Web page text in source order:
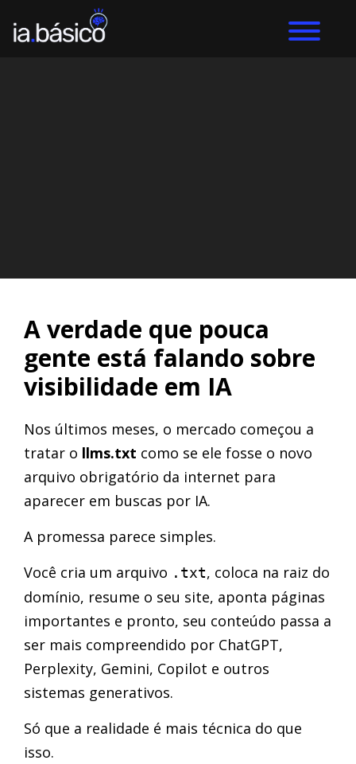
A verdade que pouca
gente está falando sobre
visibilidade em IA
Nos últimos meses, o mercado começou a
tratar o llms.txt como se ele fosse o novo
arquivo obrigatório da internet para
aparecer em buscas por IA.
A promessa parece simples.
Você cria um arquivo .txt, coloca na raiz do
domínio, resume o seu site, aponta páginas
importantes e pronto, seu conteúdo passa a
ser mais compreendido por ChatGPT,
Perplexity, Gemini, Copilot e outros
sistemas generativos.
Só que a realidade é mais técnica do que
isso.